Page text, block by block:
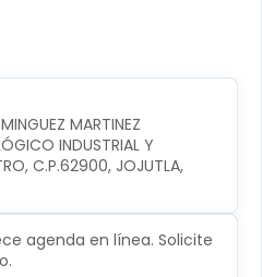
MARTINEZ
INDUSTRIAL Y
C.P.62900, JOJUTLA,
agenda en línea. Solicite